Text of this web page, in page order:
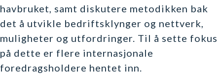
havbruket, samt diskutere metodikken bak
det å utvikle bedriftsklynger og nettverk,
muligheter og utfordringer. Til å sette fokus
på dette er flere internasjonale
foredragsholdere hentet inn.